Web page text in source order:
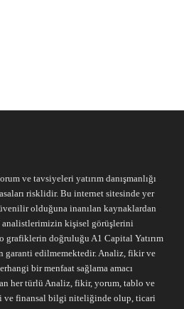
ve tavsiyeleri yatırım danışmanlığı
risklidir. Bu internet sitesinde yer
olduğuna inanılan kaynaklardan
analistlerimizin kişisel görüşlerini
grafiklerin doğruluğu A1 Capital Yatırım
garanti edilmemektedir. Analiz, fikir ve
bir menfaat sağlama amacı
her türlü Analiz, fikir, yorum, tablo ve
ve finansal bilgi niteliğinde olup, ticari